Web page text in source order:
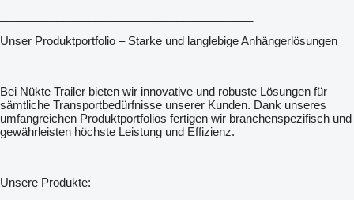
Unser Produktportfolio – Starke und langlebige Anhängerlösungen
Bei Nükte Trailer bieten wir innovative und robuste Lösungen für
sämtliche Transportbedürfnisse unserer Kunden. Dank unseres
umfangreichen Produktportfolios fertigen wir branchenspezifisch und
gewährleisten höchste Leistung und Effizienz.
Unsere Produkte: